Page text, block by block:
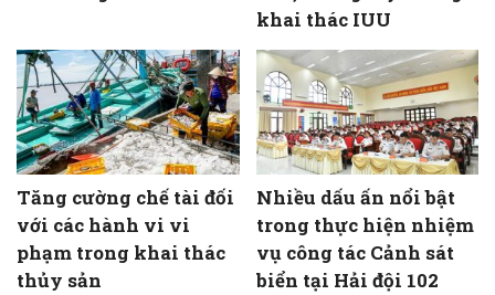
khai thác IUU
Tăng cường chế tài đối
với các hành vi vi
phạm trong khai thác
thủy sản
Nhiều dấu ấn nổi bật
trong thực hiện nhiệm
vụ công tác Cảnh sát
biển tại Hải đội 102